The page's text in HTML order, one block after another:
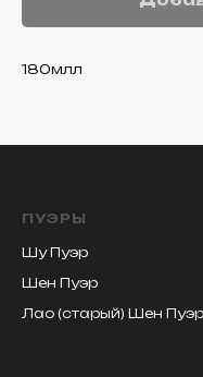
180млл
ПУЭРЫ
Шу Пуэр
Шен Пуэр
Лао (старый) Шен Пуэр